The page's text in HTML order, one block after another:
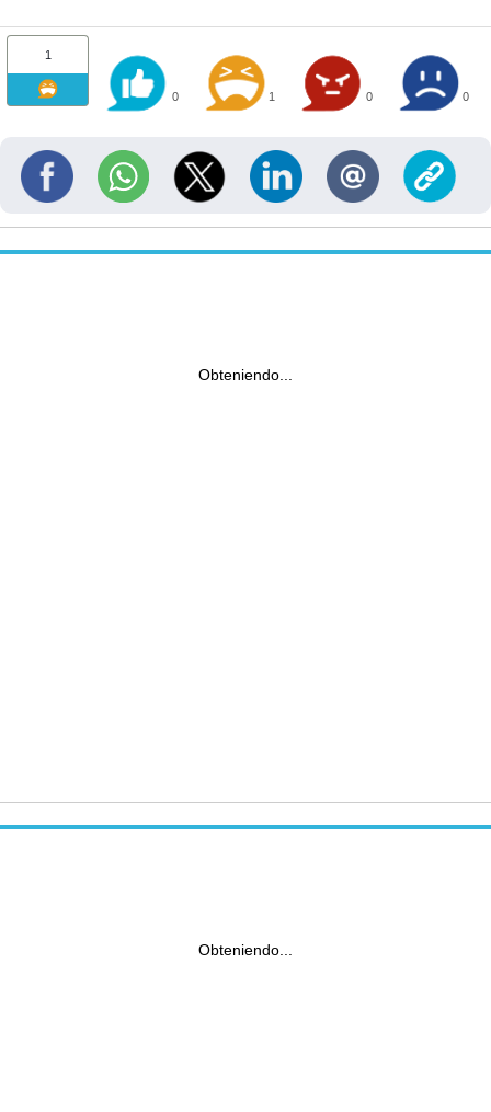
1
0 1 0 0
Obteniendo...
Obteniendo...